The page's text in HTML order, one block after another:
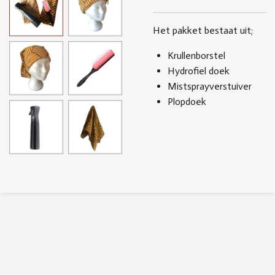
Het pakket bestaat uit;
Krullenborstel
Hydrofiel doek
Mistsprayverstuiver
Plopdoek